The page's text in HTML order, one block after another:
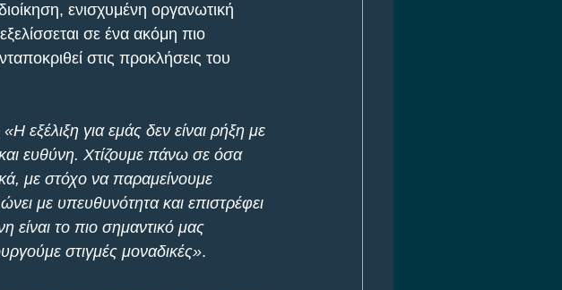
ενισχυμένη οργανωτική
σε ένα ακόμη πιο
στις προκλήσεις του
«Η εξέλιξη για εμάς δεν είναι ρήξη με
ευθύνη. Χτίζουμε πάνω σε όσα
με στόχο να παραμείνουμε
με υπευθυνότητα και επιστρέφει
είναι το πιο σημαντικό μας
στιγμές μοναδικές».